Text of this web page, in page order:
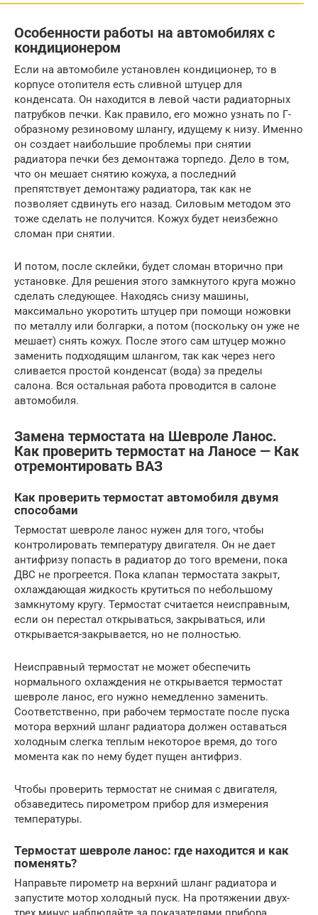
Особенности работы на автомобилях с
кондиционером
Если на автомобиле установлен кондиционер, то в
корпусе отопителя есть сливной штуцер для
конденсата. Он находится в левой части радиаторных
патрубков печки. Как правило, его можно узнать по Г-
образному резиновому шлангу, идущему к низу. Именно
он создает наибольшие проблемы при снятии
радиатора печки без демонтажа торпедо. Дело в том,
что он мешает снятию кожуха, а последний
препятствует демонтажу радиатора, так как не
позволяет сдвинуть его назад. Силовым методом это
тоже сделать не получится. Кожух будет неизбежно
сломан при снятии.
И потом, после склейки, будет сломан вторично при
установке. Для решения этого замкнутого круга можно
сделать следующее. Находясь снизу машины,
максимально укоротить штуцер при помощи ножовки
по металлу или болгарки, а потом (поскольку он уже не
мешает) снять кожух. После этого сам штуцер можно
заменить подходящим шлангом, так как через него
сливается простой конденсат (вода) за пределы
салона. Вся остальная работа проводится в салоне
автомобиля.
Замена термостата на Шевроле Ланос.
Как проверить термостат на Ланосе — Как
отремонтировать ВАЗ
Как проверить термостат автомобиля двумя
способами
Термостат шевроле ланос нужен для того, чтобы
контролировать температуру двигателя. Он не дает
антифризу попасть в радиатор до того времени, пока
ДВС не прогреется. Пока клапан термостата закрыт,
охлаждающая жидкость крутиться по небольшому
замкнутому кругу. Термостат считается неисправным,
если он перестал открываться, закрываться, или
открывается-закрывается, но не полностью.
Неисправный термостат не может обеспечить
нормального охлаждения не открывается термостат
шевроле ланос, его нужно немедленно заменить.
Соответственно, при рабочем термостате после пуска
мотора верхний шланг радиатора должен оставаться
холодным слегка теплым некоторое время, до того
момента как по нему будет пущен антифриз.
Чтобы проверить термостат не снимая с двигателя,
обзаведитесь пирометром прибор для измерения
температуры.
Термостат шевроле ланос: где находится и как
поменять?
Направьте пирометр на верхний шланг радиатора и
запустите мотор холодный пуск. На протяжении двух-